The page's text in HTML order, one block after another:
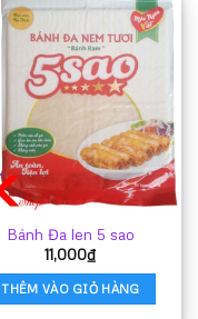
Bánh Đa len 5 sao
11,000₫
THÊM VÀO GIỎ HÀNG